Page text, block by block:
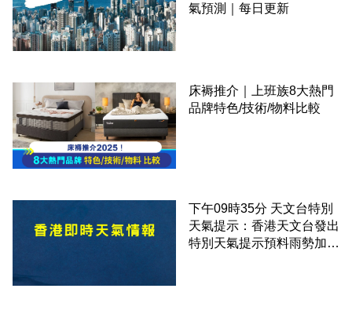
氣預測｜每日更新
床褥推介｜上班族8大熱門
品牌特色/技術/物料比較
下午09時35分 天文台特別
天氣提示：香港天文台發出
特別天氣提示預料雨勢加劇